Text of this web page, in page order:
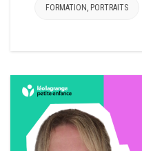
FORMATION PORTRAITS